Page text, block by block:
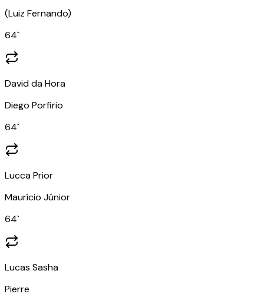
(Luiz Fernando)
64`
David da Hora
Diego Porfirio
64`
Lucca Prior
Maurício Júnior
64`
Lucas Sasha
Pierre